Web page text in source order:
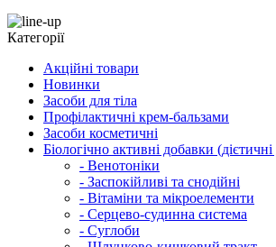
Категорії
Акційні товари
Новинки
Засоби для тіла
Профілактичні крем-бальзами
Засоби косметичні
Біологічно активні добавки
- Венотоніки
- Заспокійливі та снодійні
- Вітаміни та мікроелементи
- Серцево-судинна система
- Суглоби